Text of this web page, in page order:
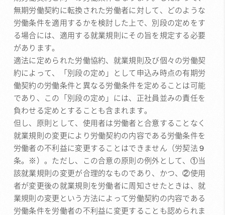
無期労働契約に転換された労働者に対して、どのような
労働条件を適用するかを検討した上で、別段の定めをす
る場合には、適用する就業規則にその旨を規定する必要
があります。
適法に定められた労働協約、就業規則及び個々の労働契
約によって、「別段の定め」として申込み時点の有期労
働契約の労働条件と異なる労働条件を定めることは可能
であり、この「別段の定め」には、正社員並みの責任を
負わせる定めとすることも含まれます。
但し、原則として、使用者は労働者と合意することなく
就業規則の変更により労働契約の内容である労働条件を
労働者の不利益に変更することはできません（労契法９
条。※）。ただし、この合意の原則の例外として、①当
該就業規則の変更が合理的なものであり、かつ、②使用
者が変更後の就業規則を労働者に周知させたときは、就
業規則の変更という方法によって労働契約の内容である
労働条件を労働者の不利益に変更することも認められま